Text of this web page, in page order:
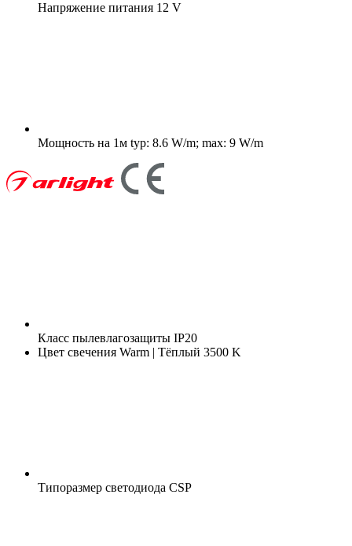
Напряжение питания 12 V
Мощность на 1м typ: 8.6 W/m; max: 9 W/m
Класс пылевлагозащиты IP20
Цвет свечения Warm | Тёплый 3500 K
Типоразмер светодиода CSP